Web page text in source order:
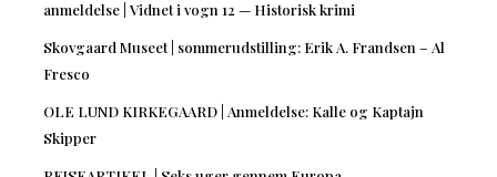
anmeldelse | Vidnet i vogn 12 — Historisk krimi
Skovgaard Museet | sommerudstilling: Erik A. Frandsen – Al
Fresco
OLE LUND KIRKEGAARD | Anmeldelse: Kalle og Kaptajn
Skipper